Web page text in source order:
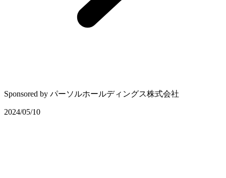
Sponsored by パーソルホールディングス株式会社
2024/05/10